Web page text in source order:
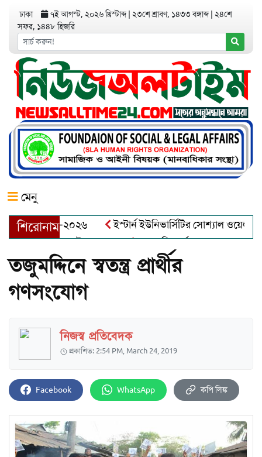
ঢাকা ৭ই আগস্ট, ২০২৬ খ্রিস্টাব্দ ২৩শে শ্রাবণ, ১৪৩৩ বঙ্গাব্দ ২৪শে
সফর, ১৪৪৮ হিজরি
মেনু
শিরোনাম
অ্যাওয়ার্ড–২০২৬
ইস্টার্ন ইউনিভার্সিটির সোশ্যাল
খালেক এর ইন্তেকাল
আত্মশুদ্ধি অর্জন ও অশুভকে বর্জন করে
তজুমদ্দিনে স্বতন্ত্র প্রার্থীর
গণসংযোগ
নিজস্ব প্রতিবেদক
প্রকাশিত: 2:54 PM, March 24, 2019
Facebook WhatsApp কপি লিঙ্ক